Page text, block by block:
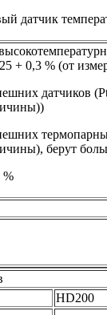
датчик
+ 0,3 % (от
датчиков
берут
%
HD200